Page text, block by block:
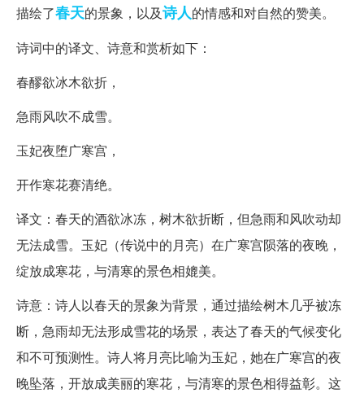
描绘了春天的景象，以及诗人的情感和对自然的赞美。
诗词中的译文、诗意和赏析如下：
春醪欲冰木欲折，
急雨风吹不成雪。
玉妃夜堕广寒宫，
开作寒花赛清绝。
译文：春天的酒欲冰冻，树木欲折断，但急雨和风吹动却
无法成雪。玉妃（传说中的月亮）在广寒宫陨落的夜晚，
绽放成寒花，与清寒的景色相媲美。
诗意：诗人以春天的景象为背景，通过描绘树木几乎被冻
断，急雨却无法形成雪花的场景，表达了春天的气候变化
和不可预测性。诗人将月亮比喻为玉妃，她在广寒宫的夜
晚坠落，开放成美丽的寒花，与清寒的景色相得益彰。这